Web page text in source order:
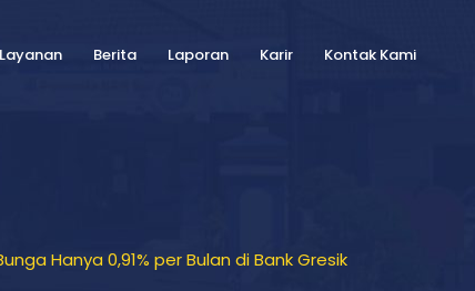
Layanan Berita Laporan Karir Kontak Kami
Hanya 0,91% per Bulan di Bank Gresik